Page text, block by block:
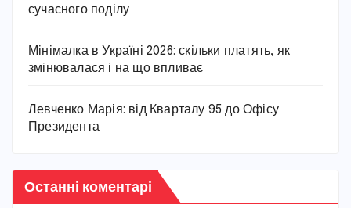
сучасного поділу
Мінімалка в Україні 2026: скільки платять, як
змінювалася і на що впливає
Левченко Марія: від Кварталу 95 до Офісу
Президента
Останні коментарі